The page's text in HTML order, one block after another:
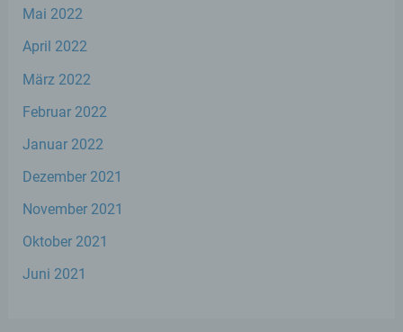
Mai 2022
April 2022
März 2022
Februar 2022
Januar 2022
Dezember 2021
November 2021
Oktober 2021
Juni 2021
Verarbeitung personenbezogener Daten,
personenbezogenen Daten verwendet
werden, um bestimmte persönliche
Aspekte, die sich auf eine natürliche Person
beziehen, zu bewerten, insbesondere, um
Aspekte bezüglich Arbeitsleistung,
wirtschaftlicher Lage, Gesundheit,
Zuverlässigkeit, Verhalten, Aufenthaltsort
zu analysieren oder vorherzusagen.